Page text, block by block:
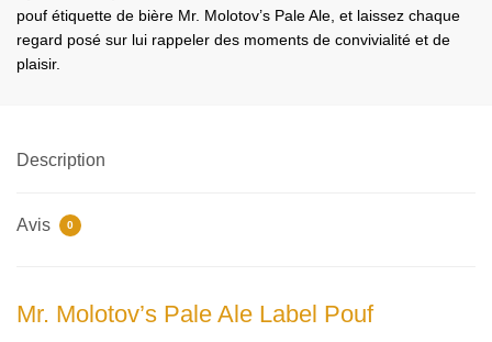
pouf étiquette de bière Mr. Molotov’s Pale Ale, et laissez chaque
regard posé sur lui rappeler des moments de convivialité et de
plaisir.
Description
Avis 0
Mr. Molotov’s Pale Ale Label Pouf